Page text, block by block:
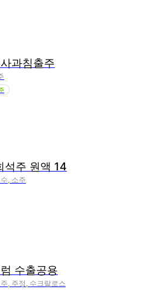
과침출주
석주 원액 14
, 소주
수출공용
, 주정, 수크랄로스